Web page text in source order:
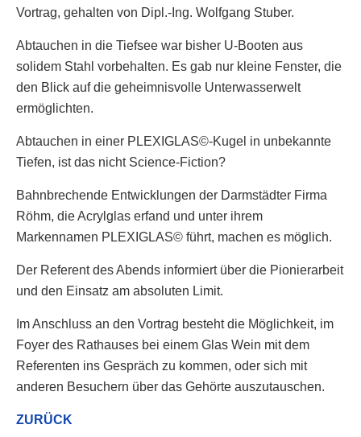
Vortrag, gehalten von Dipl.-Ing. Wolfgang Stuber.
Abtauchen in die Tiefsee war bisher U-Booten aus
solidem Stahl vorbehalten. Es gab nur kleine Fenster, die
den Blick auf die geheimnisvolle Unterwasserwelt
ermöglichten.
Abtauchen in einer PLEXIGLAS©-Kugel in unbekannte
Tiefen, ist das nicht Science-Fiction?
Bahnbrechende Entwicklungen der Darmstädter Firma
Röhm, die Acrylglas erfand und unter ihrem
Markennamen PLEXIGLAS© führt, machen es möglich.
Der Referent des Abends informiert über die Pionierarbeit
und den Einsatz am absoluten Limit.
Im Anschluss an den Vortrag besteht die Möglichkeit, im
Foyer des Rathauses bei einem Glas Wein mit dem
Referenten ins Gespräch zu kommen, oder sich mit
anderen Besuchern über das Gehörte auszutauschen.
ZURÜCK